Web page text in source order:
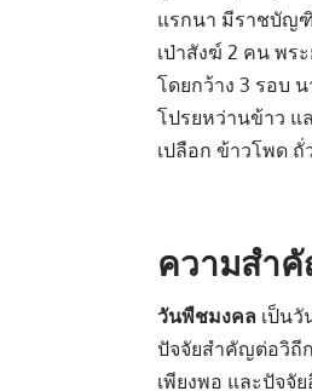
แรกนา มีราชบัญ
เป่าสังฆ์ 2 คน พร
โดยกว้าง 3 รอบ
โปรยหว่านข้าว แ
เปลือก ข้าวโพด
ความสำ
วันพืชมงคล เป็น
ปัจจัยสำคัญต่อวิถี
เพียงพอ และปัจจั